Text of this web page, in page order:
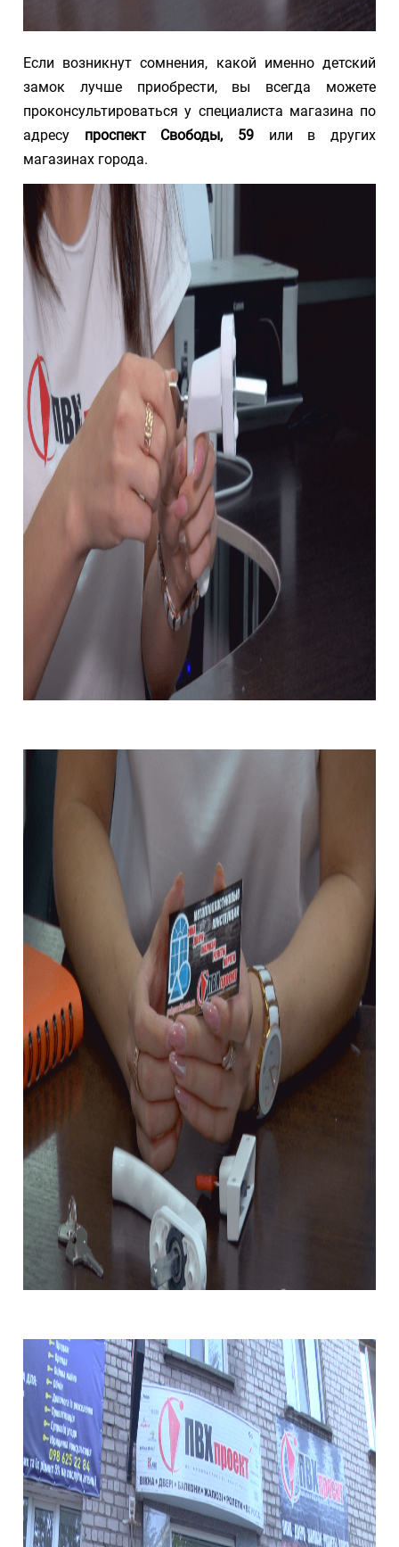
Если возникнут сомнения, какой именно детский
замок лучше приобрести, вы всегда можете
проконсультироваться у специалиста магазина по
адресу проспект Свободы, 59 или в других
магазинах города.